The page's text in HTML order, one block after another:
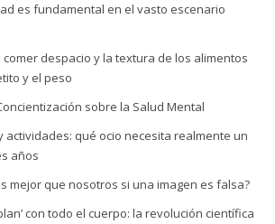
es fundamental en el vasto escenario
comer despacio y la textura de los alimentos
y el peso
sobre la Salud Mental
actividades: qué ocio necesita realmente un
años
mejor que nosotros si una imagen es falsa?
con todo el cuerpo: la revolución científica